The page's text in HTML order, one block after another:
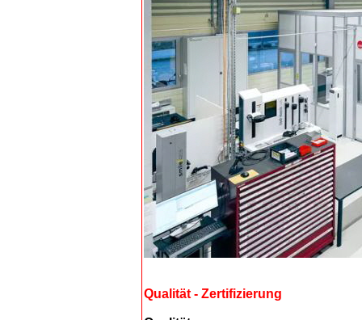
Qualität - Zertifizierung